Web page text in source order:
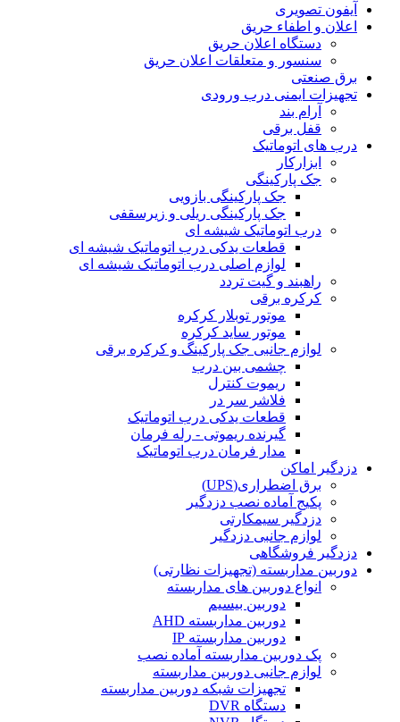
آیفون تصویری
اعلان و اطفاء حریق
دستگاه اعلان حریق
سنسور و متعلقات اعلان حریق
برق صنعتی
تجهیزات ایمنی درب ورودی
آرام بند
قفل برقی
درب های اتوماتیک
ابزارکار
جک پارکینگی
جک پارکینگی بازویی
جک پارکینگی ریلی و زیرسقفی
درب اتوماتیک شیشه ای
قطعات یدکی درب اتوماتیک شیشه ای
لوازم اصلی درب اتوماتیک شیشه ای
راهبند و گیت تردد
کرکره برقی
موتور توبلار کرکره
موتور ساید کرکره
لوازم جانبی جک پارکینگ و کرکره برقی
چشمی بین درب
ریموت کنترل
فلاشر سر در
قطعات یدکی درب اتوماتیک
گیرنده ریموتی - رله فرمان
مدار فرمان درب اتوماتیک
دزدگیر اماکن
برق اضطراری(UPS)
پکیج آماده نصب دزدگیر
دزدگیر سیمکارتی
لوازم جانبی دزدگیر
دزدگیر فروشگاهی
دوربین مداربسته (تجهیزات نظارتی)
انواع دوربین های مداربسته
دوربین بیسیم
دوربین مداربسته AHD
دوربین مداربسته IP
پک دوربین مداربسته آماده نصب
لوازم جانبی دوربین مداربسته
تجهیزات شبکه دوربین مداربسته
دستگاه DVR